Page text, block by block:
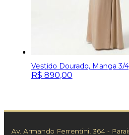
Vestido Dourado, Manga 3/
R$ 890,00
Av. Armando Ferrentini, 364 -